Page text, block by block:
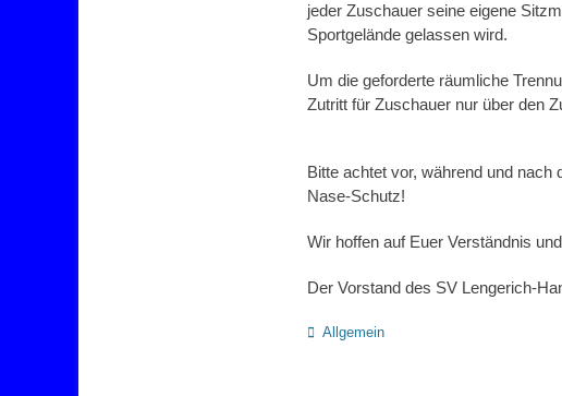
jeder Zuschauer seine eigene
Sportgelände gelassen wird.
Um die geforderte räumliche
Zutritt für Zuschauer nur über den
Bitte achtet vor, während und nach
Nase-Schutz!
Wir hoffen auf Euer Verständnis
Der Vorstand des SV Lengerich-
Kategorien
Allgemein